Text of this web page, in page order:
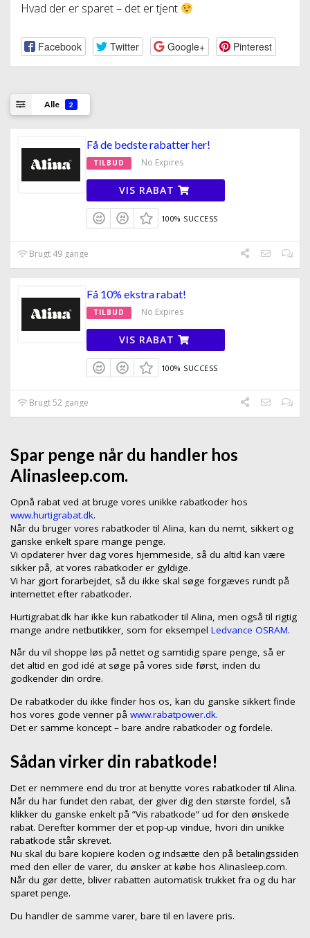
Hvad der er sparet – det er tjent
Facebook Twitter Google+ Pinterest
Alle 2
Få de bedste rabatter her!
TILBUD No Expires
VIS RABAT
100% SUCCESS
Brugt 49 gange
Få 10% ekstra rabat!
TILBUD No Expires
VIS RABAT
100% SUCCESS
Brugt 52 gange
Spar penge når du handler hos
Alinasleep.com.
Opnå rabat ved at bruge vores unikke rabatkoder hos
www.hurtigrabat.dk.
Når du bruger vores rabatkoder til Alina, kan du nemt, sikkert og
ganske enkelt spare mange penge.
Vi opdaterer hver dag vores hjemmeside, så du altid kan være
sikker på, at vores rabatkoder er gyldige.
Vi har gjort forarbejdet, så du ikke skal søge forgæves rundt på
internettet efter rabatkoder.
Hurtigrabat.dk har ikke kun rabatkoder til Alina, men også til rigtig
mange andre netbutikker, som for eksempel Ledvance OSRAM.
Når du vil shoppe løs på nettet og samtidig spare penge, så er
det altid en god idé at søge på vores side først, inden du
godkender din ordre.
De rabatkoder du ikke finder hos os, kan du ganske sikkert finde
hos vores gode venner på www.rabatpower.dk.
Det er samme koncept – bare andre rabatkoder og fordele.
Sådan virker din rabatkode!
Det er nemmere end du tror at benytte vores rabatkoder til Alina.
Når du har fundet den rabat, der giver dig den største fordel, så
klikker du ganske enkelt på ”Vis rabatkode” ud for den ønskede
rabat. Derefter kommer der et pop-up vindue, hvori din unikke
rabatkode står skrevet.
Nu skal du bare kopiere koden og indsætte den på betalingssiden
med den eller de varer, du ønsker at købe hos Alinasleep.com.
Når du gør dette, bliver rabatten automatisk trukket fra og du har
sparet penge.
Du handler de samme varer, bare til en lavere pris.